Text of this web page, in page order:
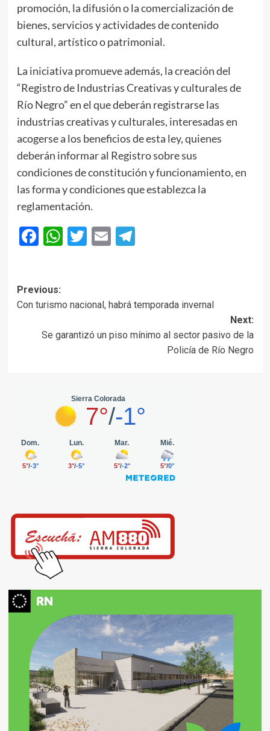
promoción, la difusión o la comercialización de
bienes, servicios y actividades de contenido
cultural, artístico o patrimonial.
La iniciativa promueve además, la creación del
“Registro de Industrias Creativas y culturales de
Río Negro” en el que deberán registrarse las
industrias creativas y culturales, interesadas en
acogerse a los beneficios de esta ley, quienes
deberán informar al Registro sobre sus
condiciones de constitución y funcionamiento, en
las forma y condiciones que establezca la
reglamentación.
Facebook
WhatsApp
Twitter
EmailTelegram
Post
navigation
Previous:
Con turismo nacional, habrá temporada invernal
Next:
Se garantizó un piso mínimo al sector pasivo de la
Policía de Río Negro